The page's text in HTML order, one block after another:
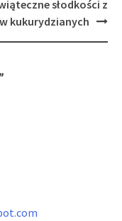
słodkości z
kukurydzianych
”